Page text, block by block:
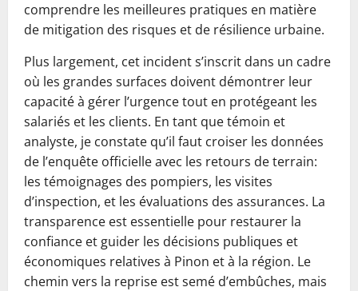
comprendre les meilleures pratiques en matière
de mitigation des risques et de résilience urbaine.
Plus largement, cet incident s’inscrit dans un cadre
où les grandes surfaces doivent démontrer leur
capacité à gérer l’urgence tout en protégeant les
salariés et les clients. En tant que témoin et
analyste, je constate qu’il faut croiser les données
de l’enquête officielle avec les retours de terrain:
les témoignages des pompiers, les visites
d’inspection, et les évaluations des assurances. La
transparence est essentielle pour restaurer la
confiance et guider les décisions publiques et
économiques relatives à Pinon et à la région. Le
chemin vers la reprise est semé d’embûches, mais